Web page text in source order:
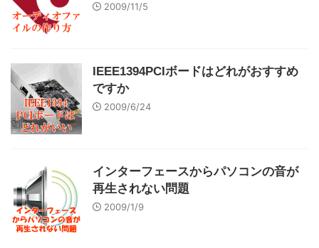
2009/11/5
IEEE1394PCIボードはどれがおすすめ
ですか
2009/6/24
インターフェースからパソコンの音が
再生されない問題
2009/1/9